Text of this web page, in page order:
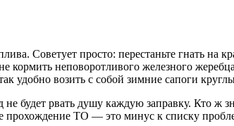
Советует просто: перестаньте гнать на
кормить неповоротливого железного
удобно возить с собой зимние сапоги
будет рвать душу каждую заправку. Кто ж
ТО — это минус к списку